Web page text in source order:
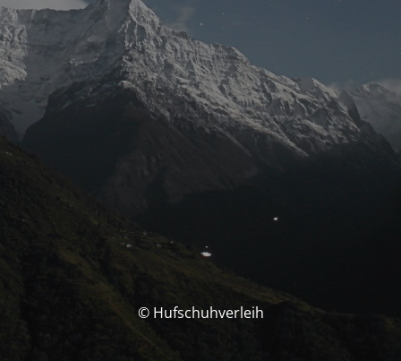
© Hufschuhverleih